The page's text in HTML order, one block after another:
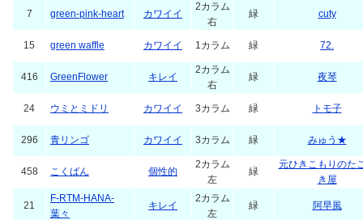
7 green-pink-heart カワイイ
2カラム
右
緑 cuty
15 green waffle カワイイ 1カラム 緑 72.
416 GreenFlower キレイ
2カラム
右
緑 夜琴
24 ウミとミドリ カワイイ 3カラム 緑 トモ子
296 青リンゴ カワイイ 3カラム 緑 みゅう★
458 こくばん 個性的
2カラム
左
緑
元ひきこもりのた
き屋
21
F-RTM-HANA-
葉々
キレイ
2カラム
左
緑 阿早風